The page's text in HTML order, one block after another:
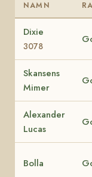
NAMN
Dixie
3078
Skansens
Mimer
Alexander
Lucas
Bolla